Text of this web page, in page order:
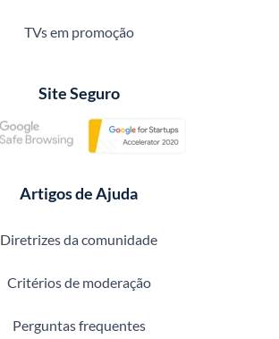
TVs em promoção
Site Seguro
Artigos de Ajuda
Diretrizes da comunidade
Critérios de moderação
Perguntas frequentes